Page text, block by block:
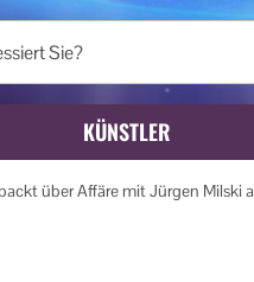
KÜNSTLER
über Affäre mit Jürgen Milski